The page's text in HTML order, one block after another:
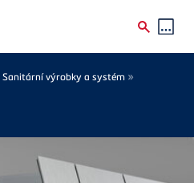
Sanitární výrobky a systém »